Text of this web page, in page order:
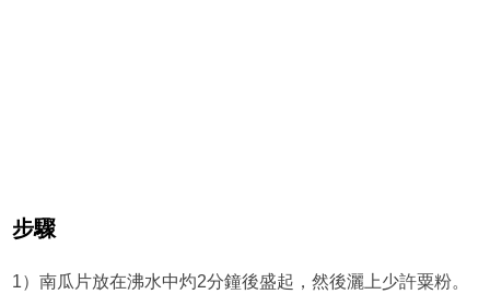
步驟
1）南瓜片放在沸水中灼2分鐘後盛起，然後灑上少許粟粉。